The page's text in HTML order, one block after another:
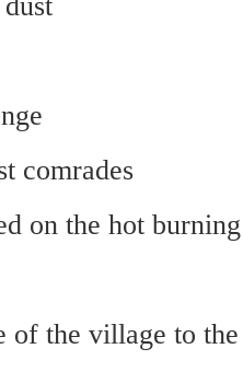
comrades
on the hot
of the village to